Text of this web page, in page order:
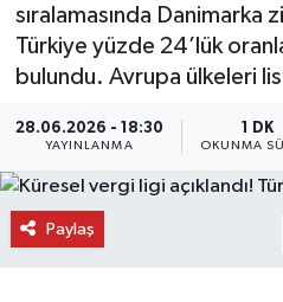
sıralamasında Danimarka
Türkiye yüzde 24’lük
bulundu. Avrupa ülkeleri
28.06.2026 - 18:30
YAYINLANMA
1 DK
OKUNMA
Paylaş
Bozkurt Haberleri
Çatalzeytin Haberleri
Cide Haberleri
Daday Haberleri
Devrekani Haberleri